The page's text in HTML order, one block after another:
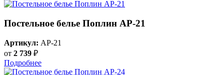
Постельное белье Поплин AP-21
Артикул: AP-21
от 2 739 ₽
Подробнее